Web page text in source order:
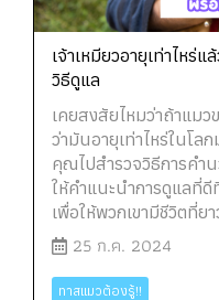
เจ้าเหมียวอายุเท่าไหร่
วิธีดูแล
เคยสงสัยไหมว่าถ้าแม
ว่ามันอายุเท่าไหร่ในโล
คุณไปสำรวจวิธีการคำ
ให้คำแนะนำการดูแลที่
เพื่อให้พวกเขามีชีวิตที่ย
25 ก.ค. 2024
ทาสแมวต้องรู้!!